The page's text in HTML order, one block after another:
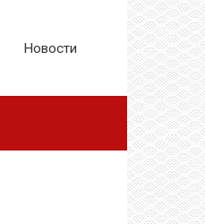
Новости